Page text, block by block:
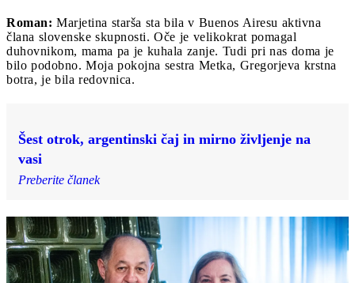
Roman: Marjetina starša sta bila v Buenos Airesu aktivna
člana slovenske skupnosti. Oče je velikokrat pomagal
duhovnikom, mama pa je kuhala zanje. Tudi pri nas doma je
bilo podobno. Moja pokojna sestra Metka, Gregorjeva krstna
botra, je bila redovnica.
Šest otrok, argentinski čaj in mirno življenje na
vasi
Preberite članek